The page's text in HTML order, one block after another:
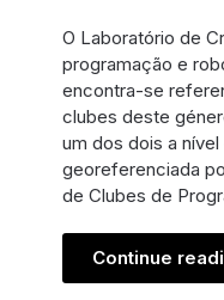
O Laboratório de
programação e
encontra-se
clubes deste
um dos dois a
georeferenciada
de Clubes de
Continue